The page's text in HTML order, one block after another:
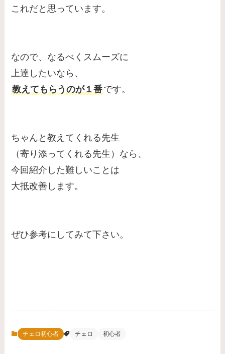
これだと思っています。
なので、なるべくスムーズに
上達したいなら、
教えてもらうのが１番です。
ちゃんと教えてくれる先生
（寄り添ってくれる先生）なら、
今回紹介した難しいことは
大抵改善します。
ぜひ参考にしてみて下さい。
チェロ初心者 チェロ 初心者